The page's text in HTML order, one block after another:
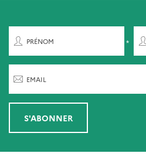
PRÉNOM
EMAIL
S'ABONNER